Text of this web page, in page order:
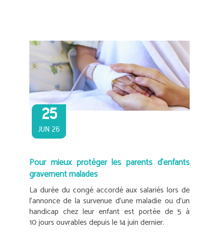
25
JUN 26
Pour mieux protéger les parents d’enfants
gravement malades
La durée du congé accordé aux salariés lors de
l’annonce de la survenue d’une maladie ou d’un
handicap chez leur enfant est portée de 5 à
10 jours ouvrables depuis le 14 juin dernier.